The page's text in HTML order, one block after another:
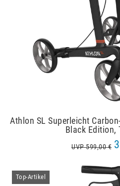
Athlon SL Superleicht
Black Edition,
UVP 599,00 €
Top-Artikel